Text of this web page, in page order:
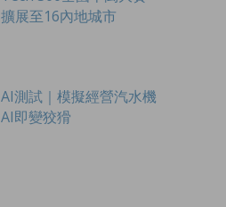
擴展至16內地城市
AI測試｜模擬經營汽水機
AI即變狡猾